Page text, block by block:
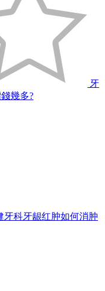
牙
幾多?
牙科牙龈红肿如何消肿